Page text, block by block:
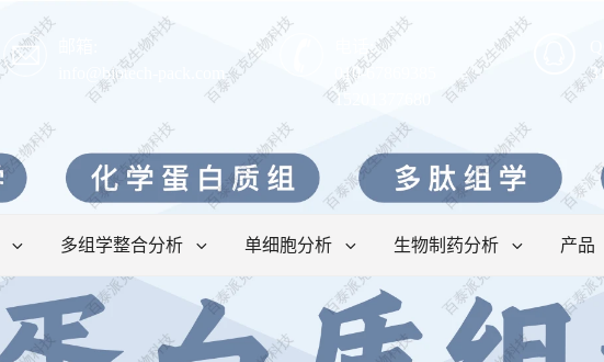
info@biotech-pack.com
电话:
010-67869385
15201377680
多组学整合分析 单细胞分析 生物制药分析 产品